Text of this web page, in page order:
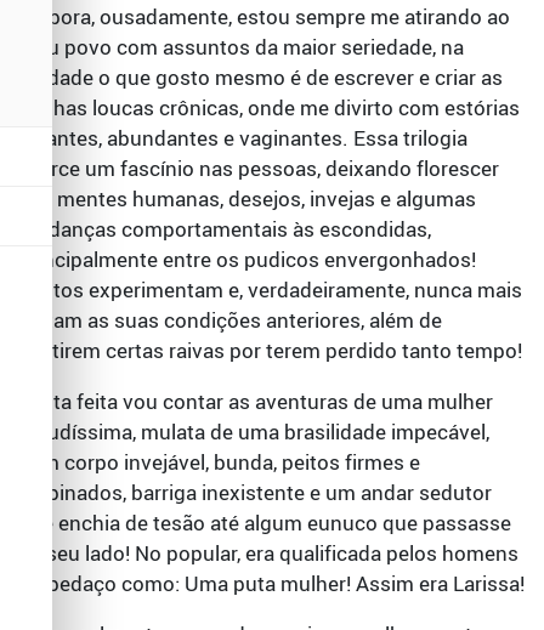
Embora, ousadamente, estou sempre me atirando ao
meu povo com assuntos da maior seriedade, na
verdade o que gosto mesmo é de escrever e criar as
minhas loucas crônicas, onde me divirto com estórias
picantes, abundantes e vaginantes. Essa trilogia
exerce um fascínio nas pessoas, deixando florescer
nas mentes humanas, desejos, invejas e algumas
mudanças comportamentais às escondidas,
principalmente entre os pudicos envergonhados!
Muitos experimentam e, verdadeiramente, nunca mais
voltam as suas condições anteriores, além de
sentirem certas raivas por terem perdido tanto tempo!
Desta feita vou contar as aventuras de uma mulher
tesudíssima, mulata de uma brasilidade impecável,
com corpo invejável, bunda, peitos firmes e
empinados, barriga inexistente e um andar sedutor
que enchia de tesão até algum eunuco que passasse
ao seu lado! No popular, era qualificada pelos homens
do pedaço como: Uma puta mulher! Assim era Larissa!